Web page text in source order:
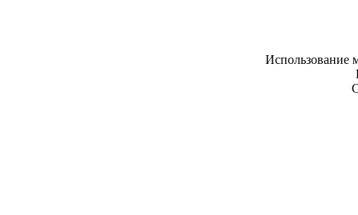
Использование